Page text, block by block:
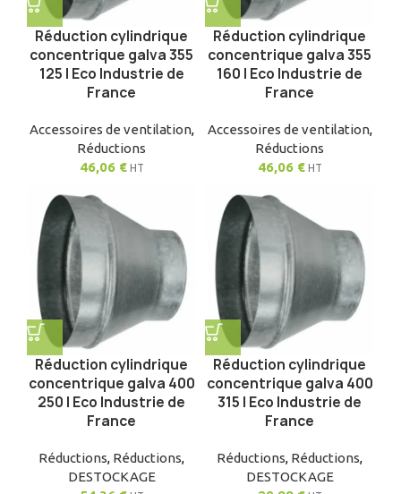
Réduction cylindrique
concentrique galva 355
125 | Eco Industrie de
France
Accessoires de ventilation,
Réductions
46,06 € HT
Réduction cylindrique
concentrique galva 355
160 | Eco Industrie de
France
Accessoires de ventilation,
Réductions
46,06 € HT
Réduction cylindrique
concentrique galva 400
250 | Eco Industrie de
France
Réductions, Réductions,
DESTOCKAGE
Réduction cylindrique
concentrique galva 400
315 | Eco Industrie de
France
Réductions, Réductions,
DESTOCKAGE